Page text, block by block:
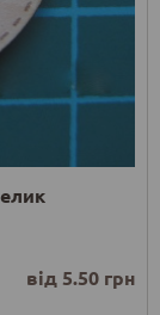
від 5.50 грн